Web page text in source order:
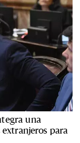
una
extranjeros para